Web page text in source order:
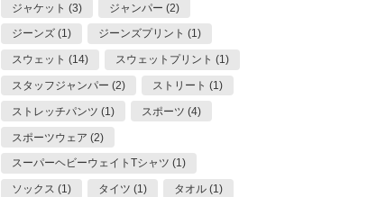
ジャケット (3) ジャンパー (2)
ジーンズ (1) ジーンズプリント (1)
スウェット (14) スウェットプリント (1)
スタッフジャンパー (2) ストリート (1)
ストレッチパンツ (1) スポーツ (4)
スポーツウェア (2)
スーパーヘビーウェイトTシャツ (1)
ソックス (1) タイツ (1) タオル (1)